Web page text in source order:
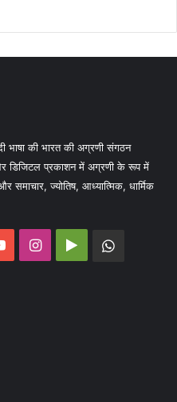
भाषा की भारत की अग्रणी संगठन
डिजिटल प्रकाशन में अग्रणी के रूप में
समाचार, ज्योतिष, आध्यात्मिक, धार्मिक
YouTubeInstagram
Google